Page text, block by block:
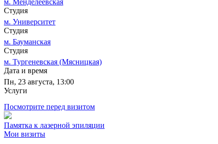
м. Менделеевская
Студия
м. Университет
Студия
м. Бауманская
Студия
м. Тургеневская (Мясницкая)
Дата и время
Пн, 23 августа, 13:00
Услуги
Посмотрите перед визитом
Памятка к лазерной эпиляции
Мои визиты